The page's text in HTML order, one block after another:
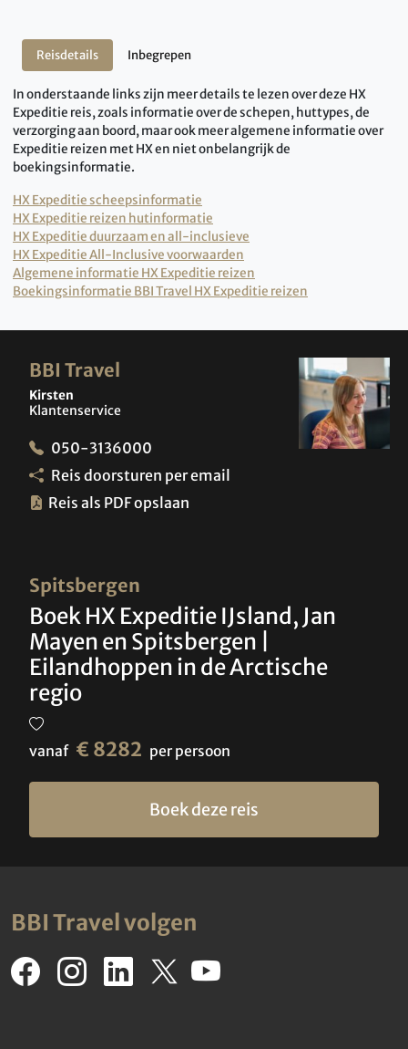
Reisdetails Inbegrepen
In onderstaande links zijn meer details te lezen over deze HX
Expeditie reis, zoals informatie over de schepen, huttypes, de
verzorging aan boord, maar ook meer algemene informatie over
Expeditie reizen met HX en niet onbelangrijk de
boekingsinformatie.
HX Expeditie scheepsinformatie
HX Expeditie reizen hutinformatie
HX Expeditie duurzaam en all-inclusieve
HX Expeditie All-Inclusive voorwaarden
Algemene informatie HX Expeditie reizen
Boekingsinformatie BBI Travel HX Expeditie reizen
Spitsbergen
Boek HX Expeditie IJsland, Jan
Mayen en Spitsbergen |
Eilandhoppen in de Arctische
regio
vanaf € 8282 per persoon
Boek deze reis
BBI Travel
Kirsten
Klantenservice
050-3136000
Reis doorsturen per email
Reis als PDF opslaan
BBI Travel volgen